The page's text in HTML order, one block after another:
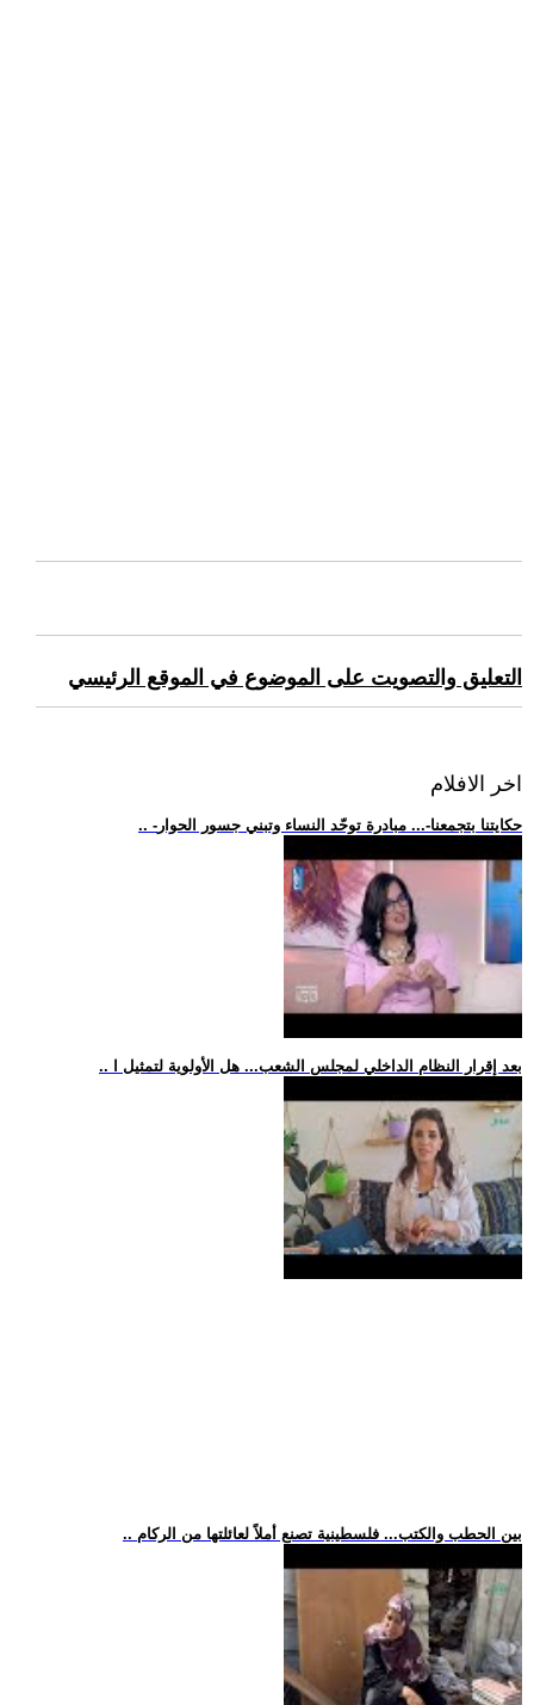
التعليق والتصويت على الموضوع في الموقع الرئيسي
اخر الافلام
.. -حكايتنا بتجمعنا-... مبادرة توحّد النساء وتبني جسور الحوار
.. بعد إقرار النظام الداخلي لمجلس الشعب... هل الأولوية لتمثيل ا
.. بين الحطب والكتب... فلسطينية تصنع أملاً لعائلتها من الركام